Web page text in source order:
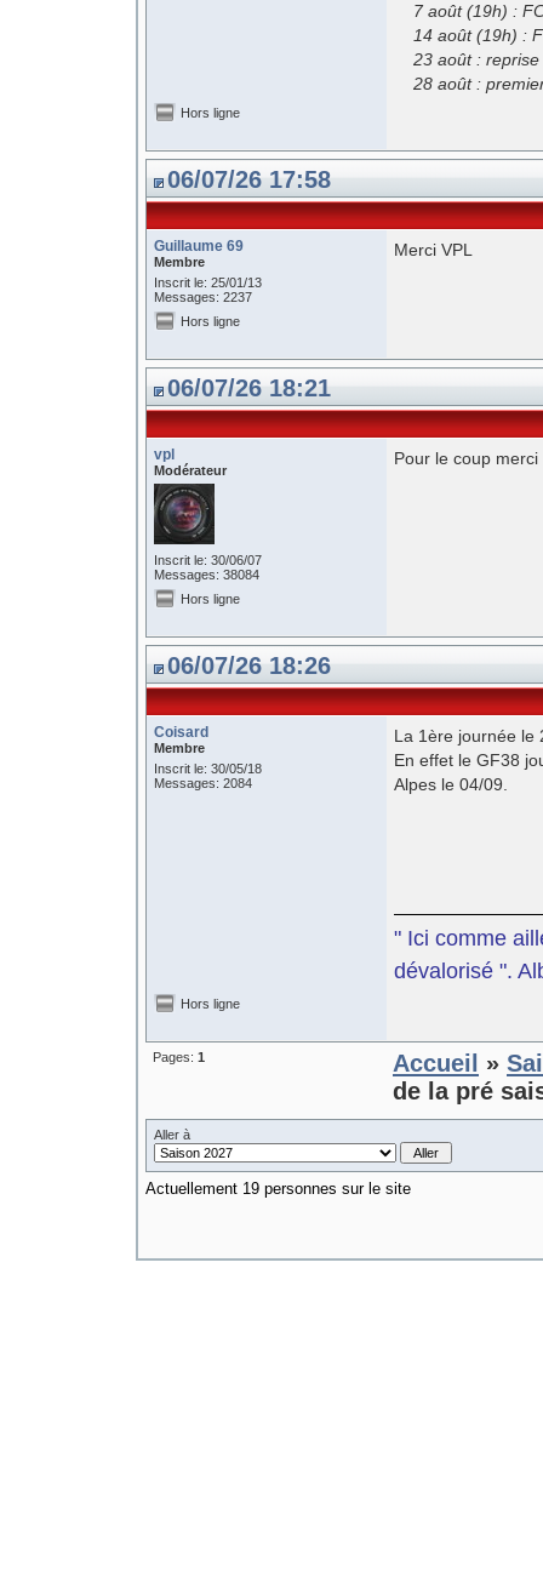
7 août (19h) :
14 août (19h) :
23 août : reprise
28 août :
Hors ligne
06/07/26 17:58
Guillaume 69
Membre
Inscrit le: 25/01/13
Messages: 2237
Merci VPL
Hors ligne
06/07/26 18:21
vpl
Modérateur
Inscrit le: 30/06/07
Messages: 38084
Pour le coup
Hors ligne
06/07/26 18:26
Coisard
Membre
Inscrit le: 30/05/18
Messages: 2084
La 1ère journée le
En effet le GF38
Alpes le 04/09.
" Ici comme
dévalorisé ".
Hors ligne
Pages: 1 Accueil »
de la pré
Aller à